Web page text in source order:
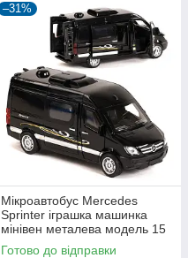
–31%
Мікроавтобус Mercedes
Sprinter іграшка машинка
мінівен металева модель 15
см Чорний (59666)
Готово до відправки